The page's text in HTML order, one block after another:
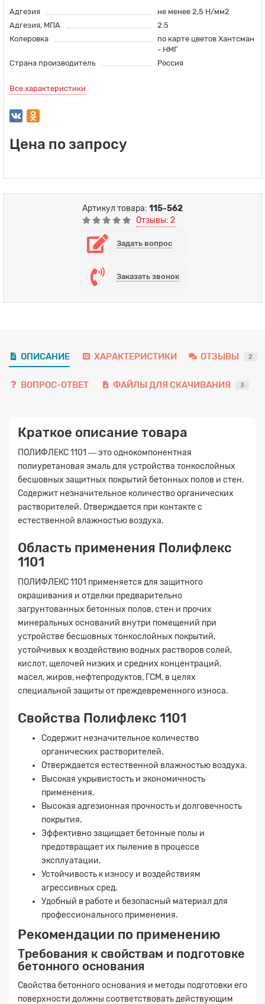
Адгезия
не менее 2,5 Н/мм2
Адгезия, МПА
2.5
Колеровка
по карте цветов Хантсман
- НМГ
Страна производитель
Россия
Все характеристики
Цена по запросу
Артикул товара: 115-562
Отзывы: 2
Задать вопрос
Заказать звонок
ОПИСАНИЕ ХАРАКТЕРИСТИКИ ОТЗЫВЫ 2
ВОПРОС-ОТВЕТ ФАЙЛЫ ДЛЯ СКАЧИВАНИЯ 3
Краткое описание товара
ПОЛИФЛЕКС 1101 —это однокомпонентная
полиуретановая эмаль для устройства тонкослойных
бесшовных защитных покрытий бетонных полов и стен.
Содержит незначительное количество органических
растворителей. Отверждается при контакте с
естественной влажностью воздуха.
Область применения Полифлекс
1101
ПОЛИФЛЕКС 1101 применяется для защитного
окрашивания и отделки предварительно
загрунтованных бетонных полов, стен и прочих
минеральных оснований внутри помещений при
устройстве бесшовных тонкослойных покрытий,
устойчивых к воздействию водных растворов солей,
кислот, щелочей низких и средних концентраций,
масел, жиров, нефтепродуктов, ГСМ, в целях
специальной защиты от преждевременного износа.
Свойства Полифлекс 1101
Содержит незначительное количество
органических растворителей.
Отверждается естественной влажностью воздуха.
Высокая укрывистость и экономичность
применения.
Высокая адгезионная прочность и долговечность
покрытия.
Эффективно защищает бетонные полы и
предотвращает их пыление в процессе
эксплуатации.
Устойчивость к износу и воздействиям
агрессивных сред.
Удобный в работе и безопасный материал для
профессионального применения.
Рекомендации по применению
Требования к свойствам и подготовке
бетонного основания
Свойства бетонного основания и методы подготовки его
поверхности должны соответствовать действующим